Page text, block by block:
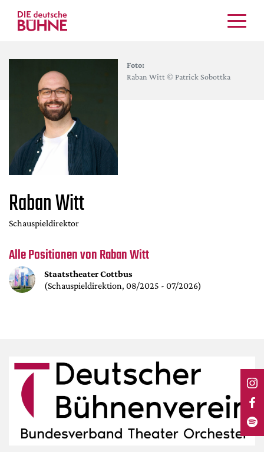
Schauspiel
Musiktheater
Tanz
Crossover
Bühnenwelt
Festivals & Veranstaltungen
Menschen & Theater
Themen
Internationales
Nachrufe
Medientipps
DdB-map
Kalender
Alle Hefte
Leseproben
Podcast
Service
Foto:
Raban Witt © Patrick Sobottka
Raban Witt
Schauspieldirektor
Alle Positionen von Raban Witt
Staatstheater Cottbus
(Schauspieldirektion, 08/2025 - 07/2026)